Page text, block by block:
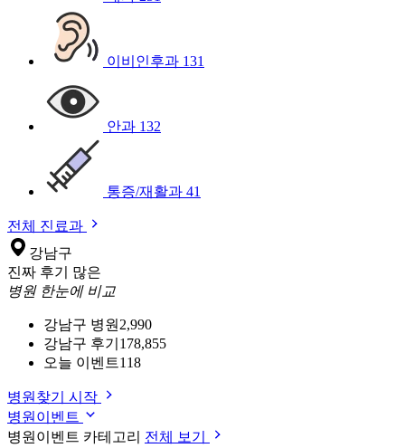
이비인후과 131
안과 132
통증/재활과 41
전체 진료과
강남구
진짜 후기 많은
병원 한눈에 비교
강남구 병원 2,990
강남구 후기 178,855
오늘 이벤트118
병원찾기 시작
병원이벤트
병원이벤트 카테고리 전체 보기